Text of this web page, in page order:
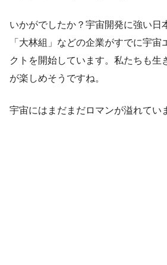
いかがでしたか？宇宙開発に強い日
「大林組」などの企業がすでに宇宙
クトを開始しています。私たちも生
が楽しめそうですね。
宇宙にはまだまだロマンが溢れてい